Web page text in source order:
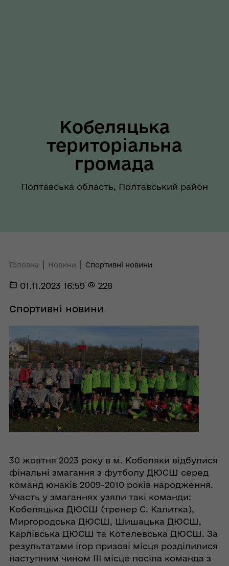
Кобеляцька
територіальна
громада
Полтавська область, Полтавський район
Головна Новини Спортивні новини
01.11.2023 16:59 228
Спортивні новини
30 жовтня 2023 року в м. Кобеляки відбулися
фінальні змагання з футболу ДЮСШ серед
команд юнаків 2009-2010 років народження.
Участь у змаганнях узяли такі команди:
Кобеляцька ДЮСШ (тренер С. Калитка),
Миргородська ДЮСШ, Шишацька ДЮСШ,
Карлівська ДЮСШ та Котелевська ДЮСШ. За
результатами ігор призові місця розділилися
наступним чином III місце посіла команда з